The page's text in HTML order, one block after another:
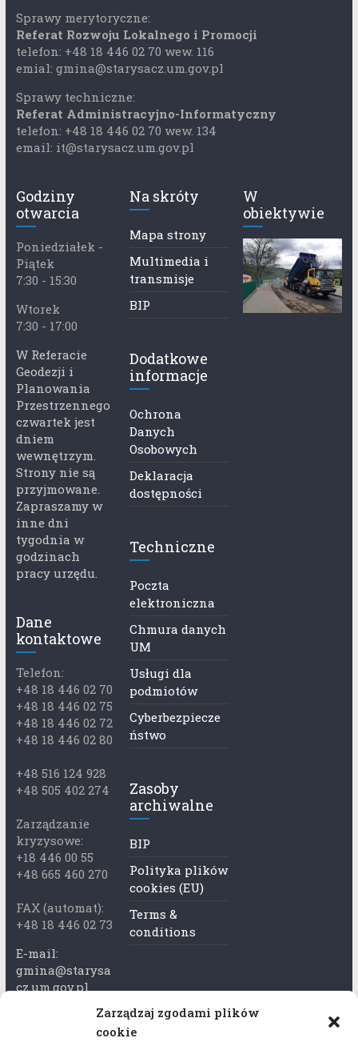
Zarządzaj zgodami plików
cookie
Sprawy merytoryczne:
Referat Rozwoju Lokalnego i Promocji
telefon: +48 18 446 02 70 wew. 116
emial: gmina@starysacz.um.gov.pl
Sprawy techniczne:
Referat Administracyjno-Informatyczny
telefon: +48 18 446 02 70 wew. 134
email: it@starysacz.um.gov.pl
Godziny
otwarcia
Poniedziałek -
Piątek
7:30 - 15:30
Wtorek
7:30 - 17:00
W Referacie
Geodezji i
Planowania
Przestrzennego
czwartek jest
dniem
wewnętrzym.
Strony nie są
przyjmowane.
Zapraszamy w
inne dni
tygodnia w
godzinach
pracy urzędu.
Dane
kontaktowe
Telefon:
+48 18 446 02 70
+48 18 446 02 75
+48 18 446 02 72
+48 18 446 02 80
+48 516 124 928
+48 505 402 274
Zarządzanie
kryzysowe:
+18 446 00 55
+48 665 460 270
FAX (automat):
+48 18 446 02 73
E-mail:
gmina@starysa
cz.um.gov.pl
Adres skrzynki
Na skróty
Mapa strony
Multimedia i
transmisje
BIP
Dodatkowe
informacje
Ochrona
Danych
Osobowych
Deklaracja
dostępności
Techniczne
Poczta
elektroniczna
Chmura danych
UM
Usługi dla
podmiotów
Cyberbezpiecze
ństwo
Zasoby
archiwalne
BIP
Polityka plików
cookies (EU)
Terms &
conditions
W
obiektywie